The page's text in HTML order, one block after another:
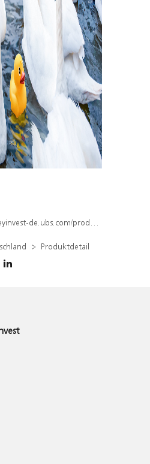
produkt/detail/index/isin/DE000WA7CLQ5
Produktdetail